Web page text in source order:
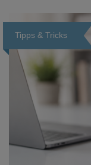
Tipps & Tricks